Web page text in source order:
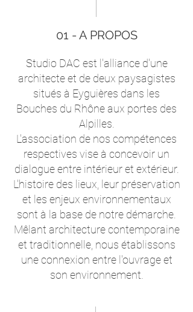
01 - A PROPOS
Studio DAC est l'alliance d'une
architecte et de deux paysagistes
situés à Eyguières dans les
Bouches du Rhône aux portes des
Alpilles.
L'association de nos compétences
respectives vise à concevoir un
dialogue entre intérieur et extérieur.
L'histoire des lieux, leur préservation
et les enjeux environnementaux
sont à la base de notre démarche.
Mêlant architecture contemporaine
et traditionnelle, nous établissons
une connexion entre l'ouvrage et
son environnement.